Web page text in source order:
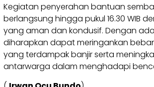
Kegiatan penyerahan bantuan
berlangsung hingga pukul 16.30 WIB
yang aman dan kondusif. Dengan
diharapkan dapat meringankan
yang terdampak banjir serta
antarwarga dalam menghadapi